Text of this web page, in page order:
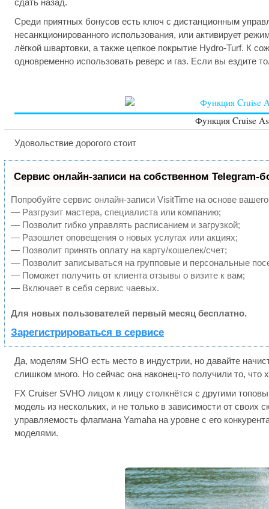
Среди приятных бонусов есть ключ с дистанционным
несанкционированного использования, или активирует
лёгкой швартовки, а также цепкое покрытие Hydro-Turf. К
одновременно использовать реверс и газ. Если вы ездите
Функция Cruise
Удовольствие дорогого стоит
Сервис онлайн-записи на собственном Telegram-
Попробуйте сервис онлайн-записи VisitTime на основе
— Разгрузит мастера, специалиста или компанию;
— Позволит гибко управлять расписанием и загрузкой;
— Разошлет оповещения о новых услугах или акциях;
— Позволит принять оплату на карту/кошелек/счет;
— Позволит записываться на групповые и персональные
— Поможет получить от клиента отзывы о визите к вам;
— Включает в себя сервис чаевых.
Для новых пользователей первый месяц бесплатно.
Зарегистрироваться в сервисе
Да, моделям SHO есть место в индустрии, но давайте
слишком много. Но сейчас она наконец-то получили то, что
FX Cruiser SVHO лицом к лицу столкнётся с другими
модель из нескольких, и не только в зависимости от своих
управляемость флагмана Yamaha на уровне с его
моделями.